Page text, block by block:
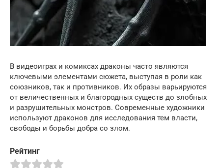
В видеоиграх и комиксах драконы часто являются
ключевыми элементами сюжета, выступая в роли как
союзников, так и противников. Их образы варьируются
от величественных и благородных существ до злобных
и разрушительных монстров. Современные художники
используют драконов для исследования тем власти,
свободы и борьбы добра со злом.
Рейтинг